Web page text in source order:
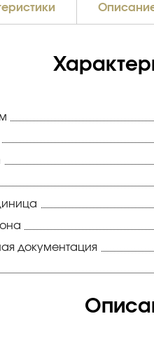
документация